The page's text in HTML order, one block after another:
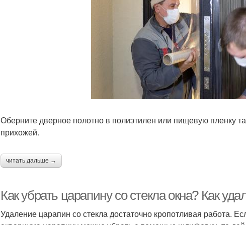
Оберните дверное полотно в полиэтилен или пищевую пленку
прихожей.
читать дальше →
Как убрать царапину со стекла окна? Как
Удаление царапин со стекла достаточно кропотливая работа.